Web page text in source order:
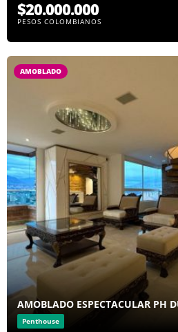
$20.000.000
PESOS COLOMBIANOS
AMOBLADO
AMOBLADO ESPECTACULAR PH
Penthouse